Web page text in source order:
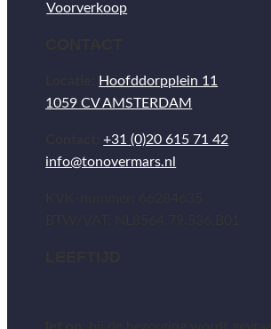
Voorverkoop
Hoofddorpplein 11
1059 CV AMSTERDAM
+31 (0)20 615 71 42
info@tonovermars.nl